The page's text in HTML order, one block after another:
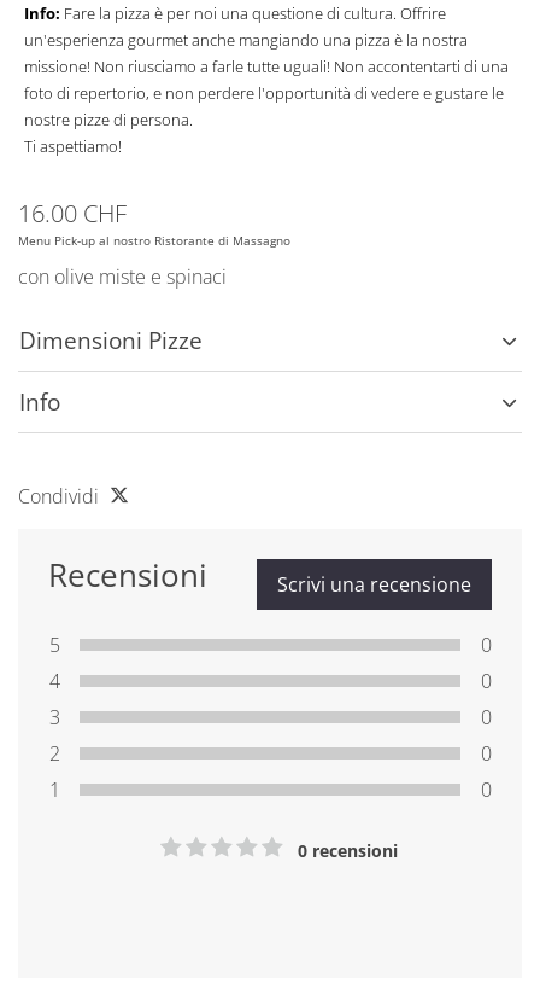
Info: Fare la pizza è per noi una questione di cultura. Offrire
un'esperienza gourmet anche mangiando una pizza è la nostra
missione! Non riusciamo a farle tutte uguali! Non accontentarti di una
foto di repertorio, e non perdere l'opportunità di vedere e gustare le
nostre pizze di persona.
Ti aspettiamo!
16.00 CHF
Menu Pick-up al nostro Ristorante di Massagno
con olive miste e spinaci
Dimensioni Pizze
Info
Condividi
Recensioni Scrivi una recensione
5
0
4
0
3
0
2
0
1
0
0 recensioni